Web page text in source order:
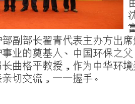
副部长翟青代表主办方出
业的奠基人、中国环保之
曲格平教授，作为中华环
切交流，一一握手。